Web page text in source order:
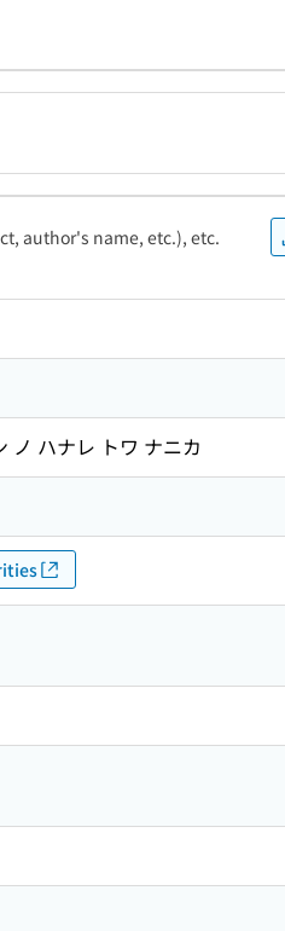
author's name, etc.), etc.
ノ ハナレ トワ ナニカ